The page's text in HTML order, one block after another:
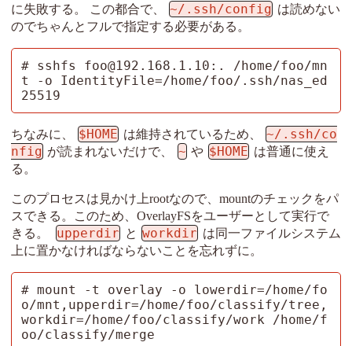
に失敗する。 この都合で、
~/.ssh/config は読めない
のでちゃんとフルで指定する必要がある。
# sshfs foo@192.168.1.10:. /home/foo/mn
t -o IdentityFile=/home/foo/.ssh/nas_ed
25519
ちなみに、 $HOME は維持されているため、
~/.ssh/co
nfig が読まれないだけで、 ~ や $HOME は普通に使え
る。
このプロセスは見かけ上rootなので、mountのチェックをパ
スできる。このため、OverlayFSをユーザーとして実行で
きる。
upperdir と workdir は同一ファイルシステム
上に置かなければならないことを忘れずに。
# mount -t overlay -o lowerdir=/home/fo
o/mnt,upperdir=/home/foo/classify/tree,
workdir=/home/foo/classify/work /home/f
oo/classify/merge